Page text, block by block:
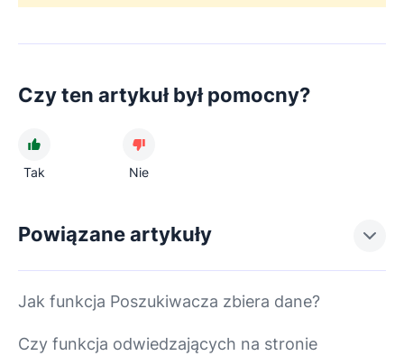
Czy ten artykuł był pomocny?
Tak Nie
Powiązane artykuły
Jak funkcja Poszukiwacza zbiera dane?
Czy funkcja odwiedzających na stronie